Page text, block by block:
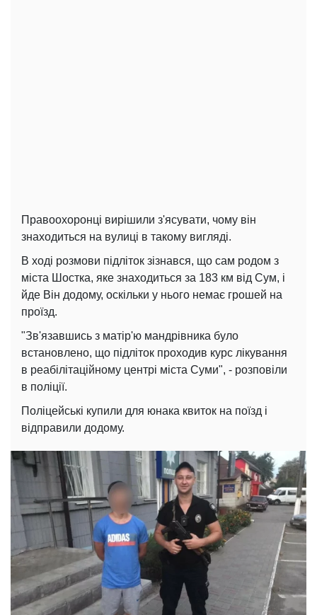
Правоохоронці вирішили з'ясувати, чому він
знаходиться на вулиці в такому вигляді.
В ході розмови підліток зізнався, що сам родом з
міста Шостка, яке знаходиться за 183 км від Сум, і
йде Він додому, оскільки у нього немає грошей на
проїзд.
"Зв'язавшись з матір'ю мандрівника було
встановлено, що підліток проходив курс лікування
в реабілітаційному центрі міста Суми", - розповіли
в поліції.
Поліцейські купили для юнака квиток на поїзд і
відправили додому.